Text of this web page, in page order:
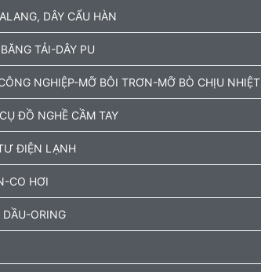
DÂY CẨU HÀN
TẢI-DÂY PU
NGHIỆP-MỠ BÔI TRƠN-MỠ BÒ CHỊU NHIỆT
ĐỒ NGHỀ CẦM TAY
ĐIỆN LẠNH
CO HƠI
ORING